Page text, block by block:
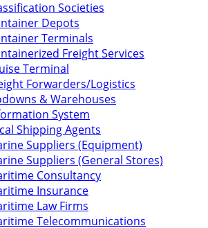
Societies
Depots
Terminals
Freight Services
Terminal
Forwarders/Logistics
& Warehouses
System
Shipping Agents
Suppliers (Equipment)
Suppliers (General Stores)
Consultancy
Insurance
Law Firms
Telecommunications